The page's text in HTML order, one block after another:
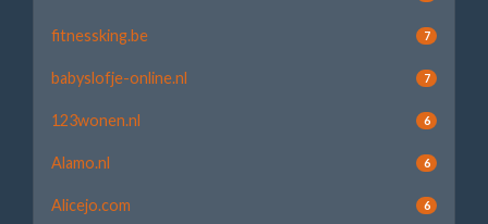
fitnessking.be 7
babyslofje-online.nl 7
123wonen.nl 6
Alamo.nl 6
Alicejo.com 6